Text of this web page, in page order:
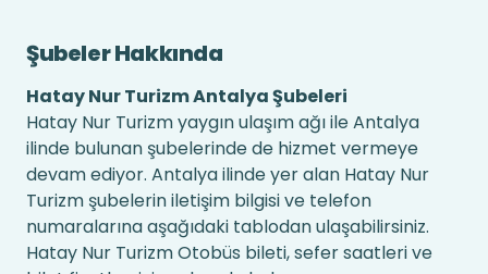
Şubeler Hakkında
Hatay Nur Turizm Antalya Şubeleri
Hatay Nur Turizm yaygın ulaşım ağı ile Antalya
ilinde bulunan şubelerinde de hizmet vermeye
devam ediyor. Antalya ilinde yer alan Hatay Nur
Turizm şubelerin iletişim bilgisi ve telefon
numaralarına aşağıdaki tablodan ulaşabilirsiniz.
Hatay Nur Turizm Otobüs bileti, sefer saatleri ve